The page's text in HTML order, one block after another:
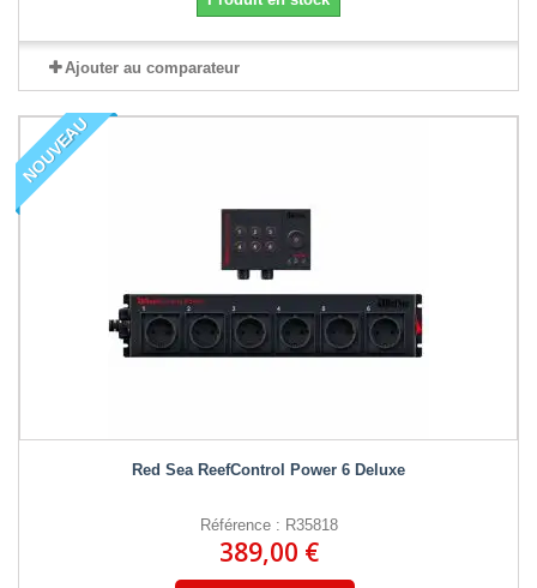
Ajouter au comparateur
NOUVEAU
Red Sea ReefControl Power 6 Deluxe
Référence : R35818
389,00 €